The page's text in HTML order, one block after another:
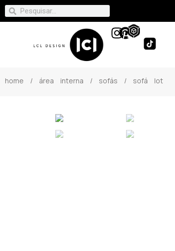
home / área interna / sofás / sofá lot